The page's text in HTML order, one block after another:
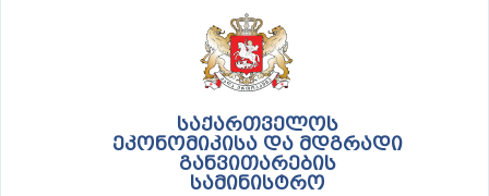
საქართველოს
ეკონომიკისა და მდგრადი
განვითარების
სამინისტრო